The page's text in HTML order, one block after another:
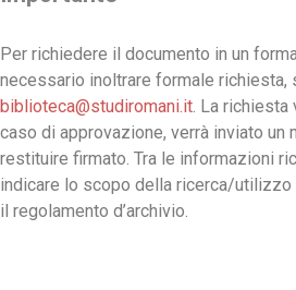
Per richiedere il documento in un
necessario inoltrare formale richiesta,
biblioteca@studiromani.it. La richiesta
caso di approvazione, verrà inviato un
restituire firmato. Tra le informazioni
indicare lo scopo della ricerca/utilizzo
il regolamento d’archivio.